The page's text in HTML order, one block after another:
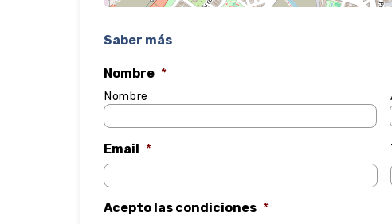
Saber más
Nombre *
Nombre
Email *
Acepto las condiciones *